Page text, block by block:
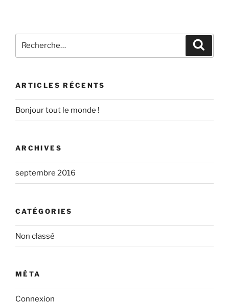
pour
ARTICLES RÉCENTS
Bonjour tout le monde !
ARCHIVES
septembre 2016
CATÉGORIES
Non classé
MÉTA
Connexion